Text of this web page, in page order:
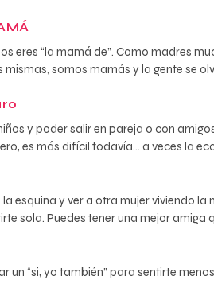
eres “la mamá de”. Como madres
somos mamás y la gente se
y poder salir en pareja o con
es más difícil todavía… a veces la
esquina y ver a otra mujer viviendo
sola. Puedes tener una mejor
un “si, yo también” para sentirte